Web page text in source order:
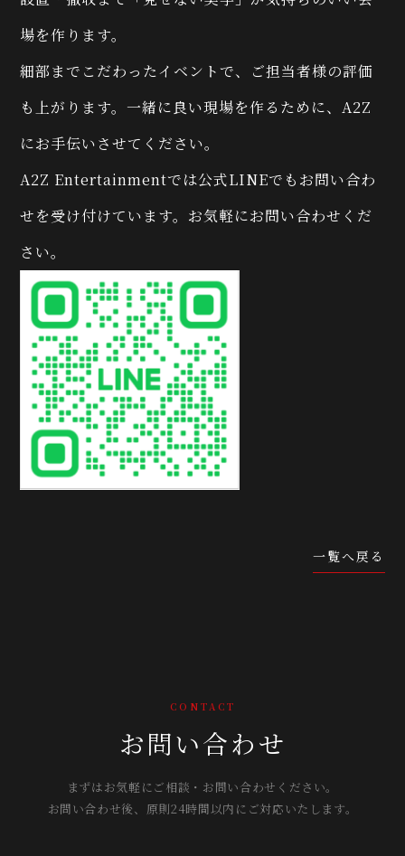
場を作ります。
細部までこだわったイベントで、ご担当者様の評価
も上がります。一緒に良い現場を作るために、A2Z
にお手伝いさせてください。
A2Z Entertainmentでは公式LINEでもお問い合わ
せを受け付けています。お気軽にお問い合わせくだ
さい。
一覧へ戻る
CONTACT
お問い合わせ
まずはお気軽にご相談・お問い合わせください。
お問い合わせ後、原則24時間以内にご対応いたします。